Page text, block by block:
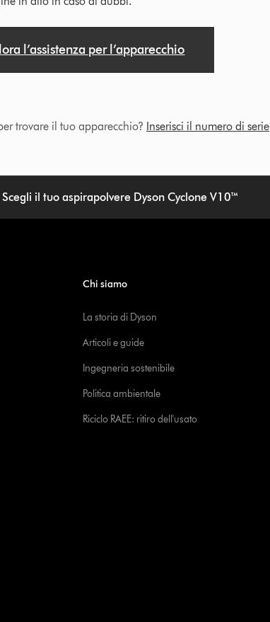
l’assistenza per l’apparecchio
trovare il tuo apparecchio? Inserisci il numero di serie
Scegli il tuo aspirapolvere Dyson Cyclone V10™
Chi siamo
La storia di Dyson
Articoli e guide
Ingegneria sostenibile
Politica ambientale
Riciclo RAEE: ritiro dell'usato